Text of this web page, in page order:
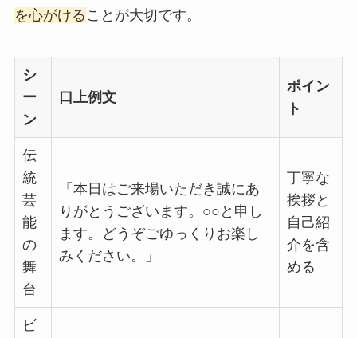
を心がける ことが大切です。
シ
ー
ン
口上例文
ポイン
ト
伝
統
芸
能
の
舞
台
「本日はご来場いただき誠にあ
りがとうございます。○○と申し
ます。どうぞごゆっくりお楽し
みください。」
丁寧な
挨拶と
自己紹
介を含
める
ビ